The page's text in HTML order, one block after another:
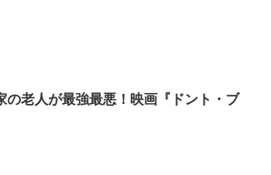
の老人が最強最悪！映画『ドント・ブ